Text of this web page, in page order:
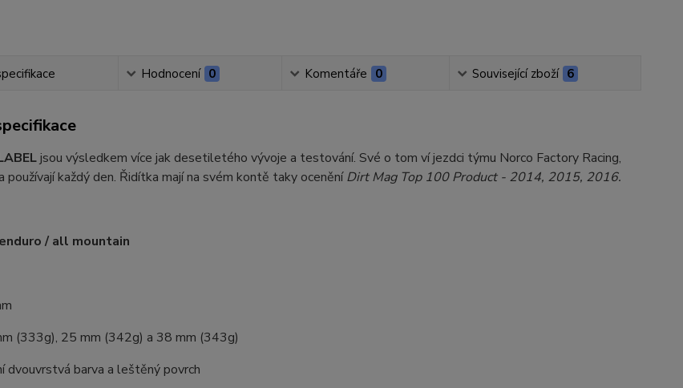
Hodnocení 0 Komentáře 0 Související zboží 6
jsou výsledkem více jak desetiletého vývoje a testování. Své o tom ví jezdci týmu Norco Factory Racing,
každý den. Řidítka mají na svém kontě taky oceněníDirt Mag Top 100 Product - 2014, 2015, 2016.
/ all mountain
(333g), 25 mm (342g) a 38 mm (343g)
dvouvrstvá barva a leštěný povrch